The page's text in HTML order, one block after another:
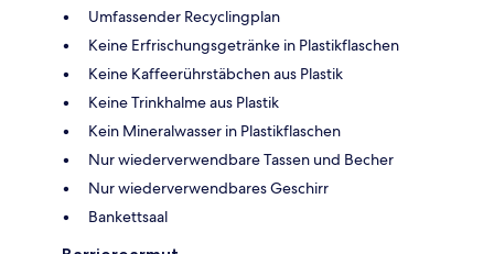
Umfassender Recyclingplan
Keine Erfrischungsgetränke in Plastikflaschen
Keine Kaffeerührstäbchen aus Plastik
Keine Trinkhalme aus Plastik
Kein Mineralwasser in Plastikflaschen
Nur wiederverwendbare Tassen und Becher
Nur wiederverwendbares Geschirr
Bankettsaal